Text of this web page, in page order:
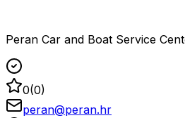
Peran Car and Boat Service
0(0)
peran@peran.hr